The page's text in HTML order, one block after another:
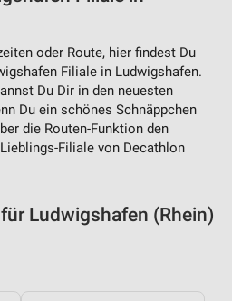
oder Route, hier findest Du
Filiale in Ludwigshafen.
Du Dir in den neuesten
Du ein schönes Schnäppchen
die Routen-Funktion den
Filiale von Decathlon
Ludwigshafen (Rhein)